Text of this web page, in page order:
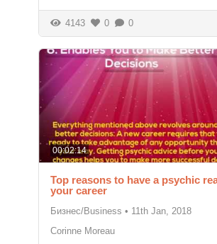
4143 0 0
00:02:14
Top reasons to have a psychic
your career
Бизнес/Business • 11th Jan, 2018
Corinne Moreau